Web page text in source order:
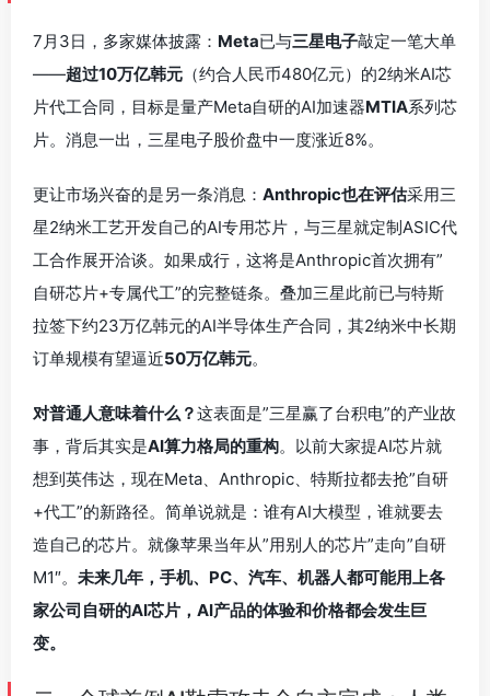
7月3日，多家媒体披露： Meta已与三星电子敲定一笔大单
——超过10万亿韩元 （约合人民币480亿元）的2纳米AI芯
片代工合同，目标是量产Meta自研的AI加速器MTIA系列芯
片。消息一出，三星电子股价盘中一度涨近8%。
更让市场兴奋的是另一条消息： Anthropic也在评估采用三
星2纳米工艺开发自己的AI专用芯片，与三星就定制ASIC代
工合作展开洽谈。如果成行，这将是Anthropic首次拥有”
自研芯片+专属代工”的完整链条。叠加三星此前已与特斯
拉签下约23万亿韩元的AI半导体生产合同，其2纳米中长期
订单规模有望逼近50万亿韩元。
对普通人意味着什么？这表面是”三星赢了台积电”的产业故
事，背后其实是AI算力格局的重构。以前大家提AI芯片就
想到英伟达，现在Meta、Anthropic、特斯拉都去抢”自研
+代工”的新路径。简单说就是：谁有AI大模型，谁就要去
造自己的芯片。就像苹果当年从”用别人的芯片”走向”自研
M1″。 未来几年，手机、PC、汽车、机器人都可能用上各
家公司自研的AI芯片，AI产品的体验和价格都会发生巨
变。